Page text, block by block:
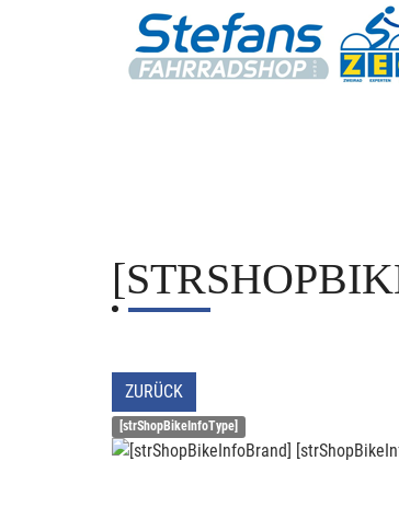
ZURÜCK
[strShopBikeInfoType]